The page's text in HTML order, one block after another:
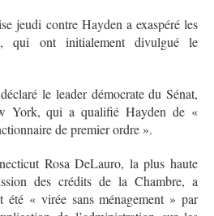
jeudi contre Hayden a exaspéré les
qui ont initialement divulgué le
le leader démocrate du Sénat,
York, qui a qualifié Hayden de «
de premier ordre ».
Rosa DeLauro, la plus haute
des crédits de la Chambre, a
été « virée sans ménagement » par